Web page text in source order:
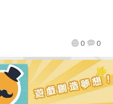
0 0